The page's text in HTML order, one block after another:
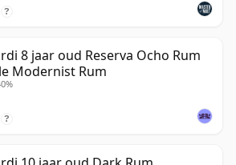
?
8 jaar oud Reserva Ocho Rum
Modernist Rum
?